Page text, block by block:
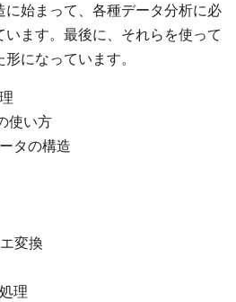
始まって、各種データ分析に必
ます。最後に、それらを使って
になっています。
使い方
タの構造
変換
理